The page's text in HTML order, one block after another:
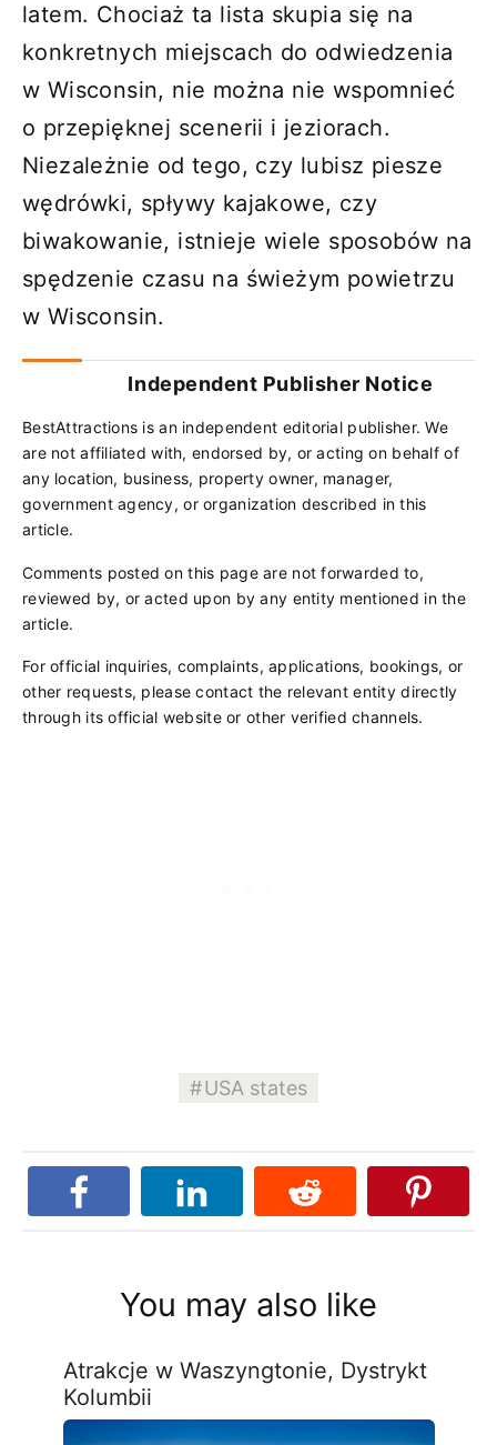
latem. Chociaż ta lista skupia się na
konkretnych miejscach do odwiedzenia
w Wisconsin, nie można nie wspomnieć
o przepięknej scenerii i jeziorach.
Niezależnie od tego, czy lubisz piesze
wędrówki, spływy kajakowe, czy
biwakowanie, istnieje wiele sposobów na
spędzenie czasu na świeżym powietrzu
w Wisconsin.
Independent Publisher Notice
BestAttractions is an independent editorial publisher. We
are not affiliated with, endorsed by, or acting on behalf of
any location, business, property owner, manager,
government agency, or organization described in this
article.
Comments posted on this page are not forwarded to,
reviewed by, or acted upon by any entity mentioned in the
article.
For official inquiries, complaints, applications, bookings, or
other requests, please contact the relevant entity directly
through its official website or other verified channels.
USA states
You may also like
Atrakcje w Waszyngtonie, Dystrykt
Kolumbii